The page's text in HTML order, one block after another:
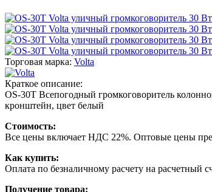
Торговая марка: Volta
Краткое описание:
OS-30T Всепогодный громкоговоритель
кронштейн, цвет белый
Стоимость:
Все цены включает НДС 22%. Оптовые цены
Как купить:
Оплата по безналичному расчету на расчетный
Получение товара: